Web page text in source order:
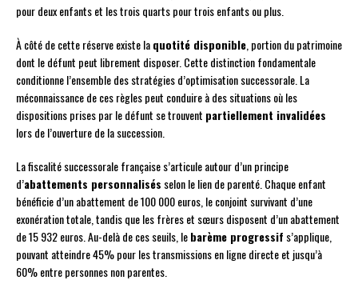
pour deux enfants et les trois quarts pour trois enfants ou plus.
À côté de cette réserve existe laquotité disponible, portion du patrimoine
dont le défunt peut librement disposer. Cette distinction fondamentale
conditionne l’ensemble des stratégies d’optimisation successorale. La
méconnaissance de ces règles peut conduire à des situations où les
dispositions prises par le défunt se trouvent partiellement invalidées
lors de l’ouverture de la succession.
La fiscalité successorale française s’articule autour d’un principe
d’abattements personnalisés selon le lien de parenté. Chaque enfant
bénéficie d’un abattement de 100 000 euros, le conjoint survivant d’une
exonération totale, tandis que les frères et sœurs disposent d’un abattement
de 15 932 euros. Au-delà de ces seuils, lebarème progressif s’applique,
pouvant atteindre 45% pour les transmissions en ligne directe et jusqu’à
60% entre personnes non parentes.